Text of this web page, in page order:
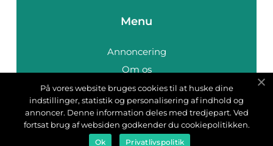
Menu
Annoncering
Om os
Cookies
Kontakt os
Sitemap
På vores website bruges cookies til at huske dine
indstillinger, statistik og personalisering af indhold og
annoncer. Denne information deles med tredjepart. Ved
fortsat brug af websiden godkender du cookiepolitikken.
Ok Privatlivspolitik